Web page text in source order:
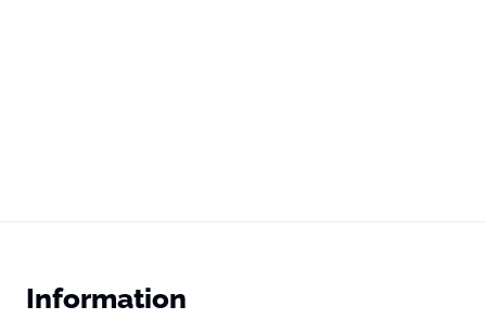
Information